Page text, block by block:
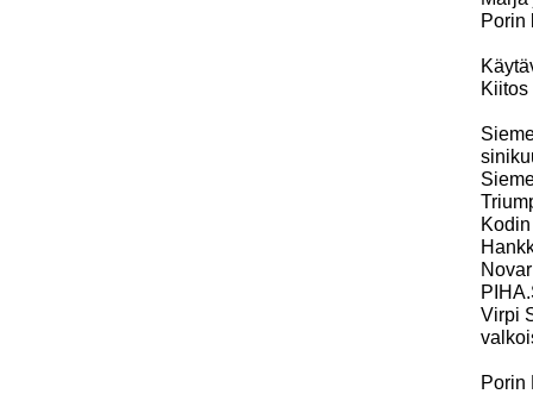
Porin
Virpi
Porin